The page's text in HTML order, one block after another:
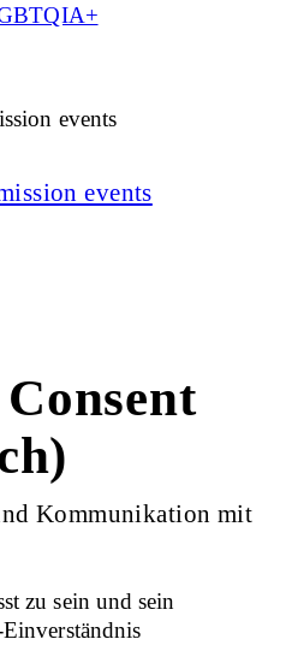
events
Kommunikation mit
zu sein und sein